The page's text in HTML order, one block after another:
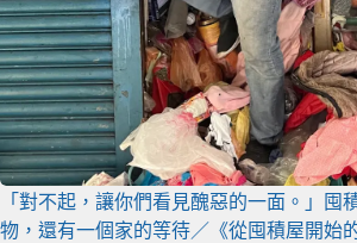
「對不起，讓你們看見醜惡的一面。」囤
物，還有一個家的等待／《從囤積屋開始